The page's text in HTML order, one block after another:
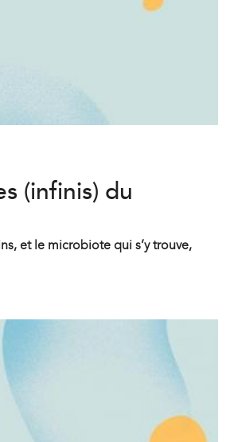
(infinis) du
et le microbiote qui s’y trouve,